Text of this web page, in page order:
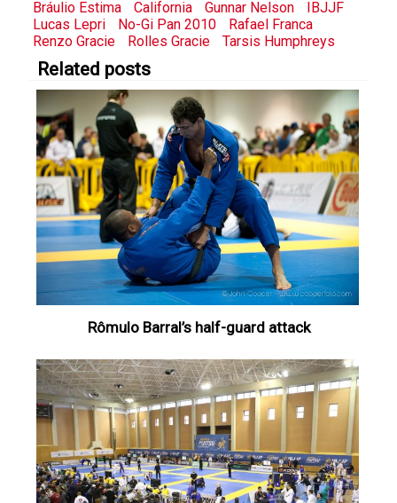
Bráulio Estima
California Gunnar Nelson
IBJJF
Lucas Lepri
No-Gi Pan 2010
Rafael Franca
Renzo Gracie
Rolles Gracie Tarsis Humphreys
Related posts
Rômulo Barral’s half-guard attack